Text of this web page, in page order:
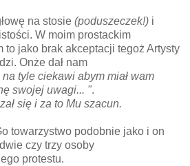
na stosie (poduszeczek!) i
W moim prostackim
to jako brak akceptacji tegoż Artysty
Onże dał nam
tyle ciekawi abym miał wam
swojej uwagi... ".
się i za to Mu szacun.
towarzystwo podobnie jako i on
czy trzy osoby
protestu.